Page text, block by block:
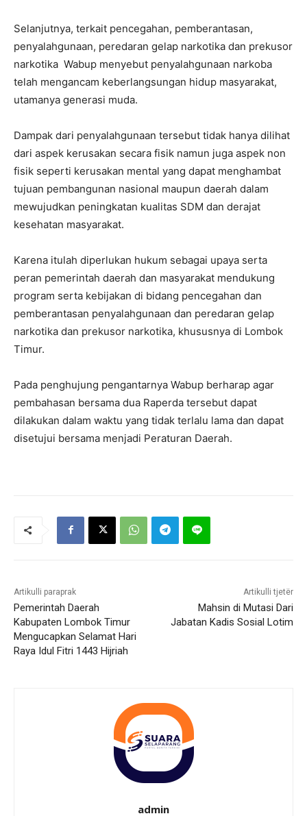
Selanjutnya, terkait pencegahan, pemberantasan,
penyalahgunaan, peredaran gelap narkotika dan prekusor
narkotika Wabup menyebut penyalahgunaan narkoba
telah mengancam keberlangsungan hidup masyarakat,
utamanya generasi muda.
Dampak dari penyalahgunaan tersebut tidak hanya dilihat
dari aspek kerusakan secara fisik namun juga aspek non
fisik seperti kerusakan mental yang dapat menghambat
tujuan pembangunan nasional maupun daerah dalam
mewujudkan peningkatan kualitas SDM dan derajat
kesehatan masyarakat.
Karena itulah diperlukan hukum sebagai upaya serta
peran pemerintah daerah dan masyarakat mendukung
program serta kebijakan di bidang pencegahan dan
pemberantasan penyalahgunaan dan peredaran gelap
narkotika dan prekusor narkotika, khususnya di Lombok
Timur.
Pada penghujung pengantarnya Wabup berharap agar
pembahasan bersama dua Raperda tersebut dapat
dilakukan dalam waktu yang tidak terlalu lama dan dapat
disetujui bersama menjadi Peraturan Daerah.
Artikulli paraprak
Pemerintah Daerah
Kabupaten Lombok Timur
Mengucapkan Selamat Hari
Raya Idul Fitri 1443 Hijriah
Artikulli tjetër
Mahsin di Mutasi Dari
Jabatan Kadis Sosial Lotim
admin